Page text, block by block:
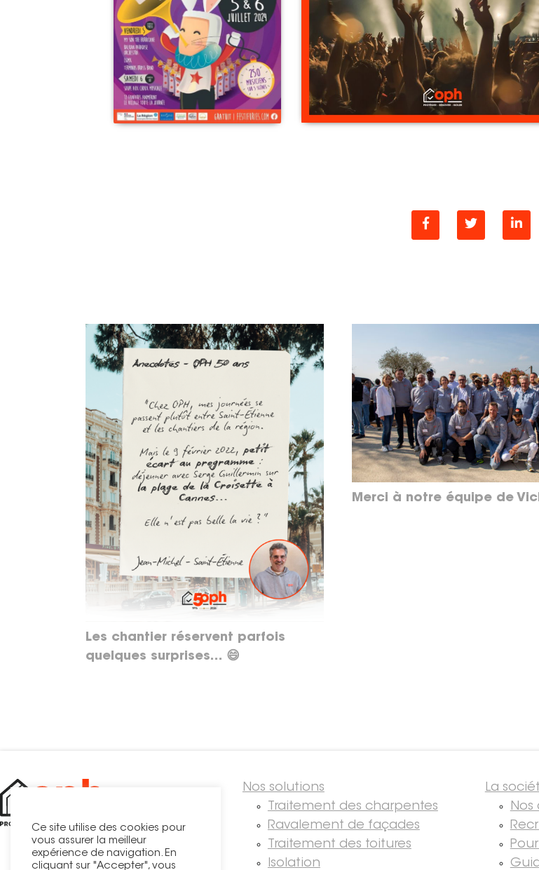
Les chantier réservent parfois
quelques surprises… 😄
Merci à notre équipe de
Nos solutions
Traitement des charpentes
Ravalement de façades
Traitement des toitures
Isolation
La
Nos
Ce site utilise des cookies pour
vous assurer la meilleur
expérience de navigation. En
cliquant sur "Accepter", vous